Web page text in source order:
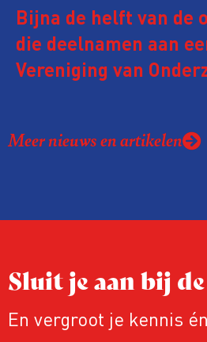
Bijna de helft van de
die deelnamen aan
Vereniging van
rond het eigen werk.
Meer nieuws en artikelen
Sluit je aan bij
En vergroot je kennis